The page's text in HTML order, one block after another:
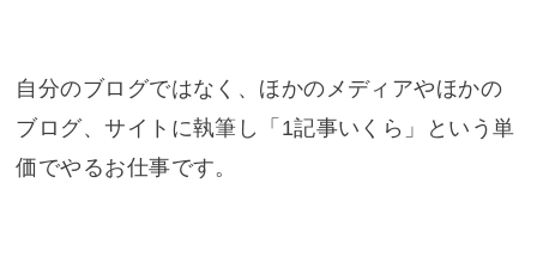
自分のブログではなく、ほかのメディアやほかの
ブログ、サイトに執筆し「1記事いくら」という単
価でやるお仕事です。